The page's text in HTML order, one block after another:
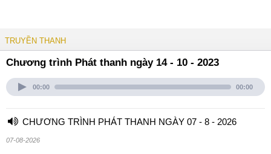
TRUYỀN THANH
Chương trình Phát thanh ngày 14 - 10 - 2023
00:00 00:00
CHƯƠNG TRÌNH PHÁT THANH NGÀY 07 - 8 - 2026
07-08-2026